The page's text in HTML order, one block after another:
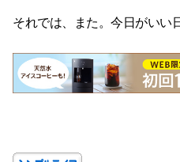
それでは、また。今日がいい